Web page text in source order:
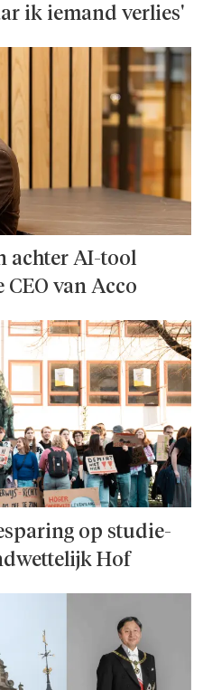
ik iemand verlies'
achter AI-tool
van Acco
op studie­
Hof